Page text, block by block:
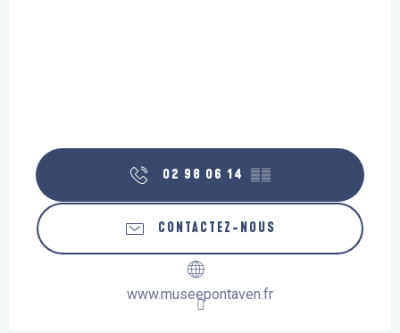
02 98 06 14 ▒▒
CONTACTEZ-NOUS
www.museepontaven.fr